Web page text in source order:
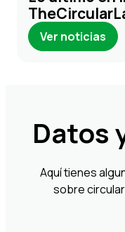
Ver noticias
Datos
Aquí tienes
sobre